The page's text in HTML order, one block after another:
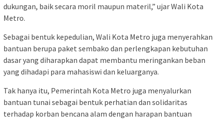
dukungan, baik secara moril maupun materil,” ujar Wali Kota
Metro.
Sebagai bentuk kepedulian, Wali Kota Metro juga menyerahkan
bantuan berupa paket sembako dan perlengkapan kebutuhan
dasar yang diharapkan dapat membantu meringankan beban
yang dihadapi para mahasiswi dan keluarganya.
Tak hanya itu, Pemerintah Kota Metro juga menyalurkan
bantuan tunai sebagai bentuk perhatian dan solidaritas
terhadap korban bencana alam dengan harapan bantuan